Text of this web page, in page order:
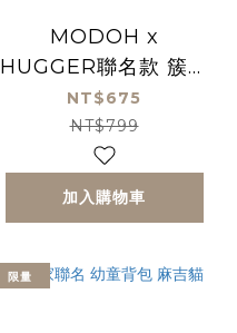
MODOH x
HUGGER聯名款 簇絨
黏土數字畫-飛船
NT$675
NT$799
加入購物車
限量